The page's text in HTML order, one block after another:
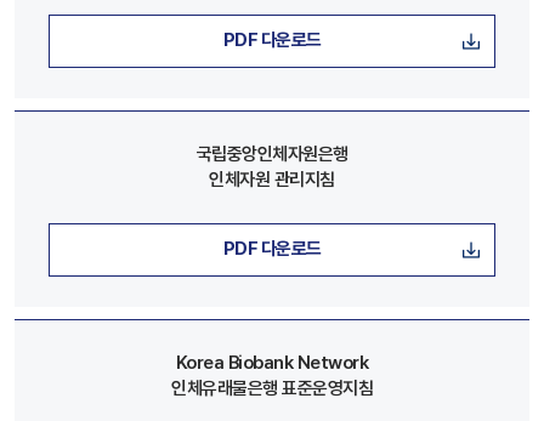
PDF 다운로드
국립중앙인체자원은행
인체자원 관리지침
PDF 다운로드
Korea Biobank Network
인체유래물은행 표준운영지침